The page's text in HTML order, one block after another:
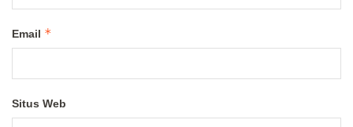
Email *
Situs Web